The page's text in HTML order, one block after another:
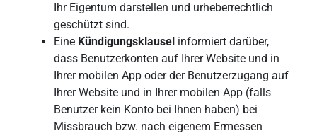
Ihr Eigentum darstellen und urheberrechtlich
geschützt sind.
Eine Kündigungsklausel informiert darüber,
dass Benutzerkonten auf Ihrer Website und in
Ihrer mobilen App oder der Benutzerzugang auf
Ihrer Website und in Ihrer mobilen App (falls
Benutzer kein Konto bei Ihnen haben) bei
Missbrauch bzw. nach eigenem Ermessen